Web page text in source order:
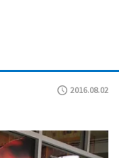
2016.08.02